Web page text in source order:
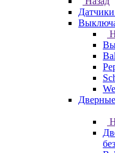
Датчики